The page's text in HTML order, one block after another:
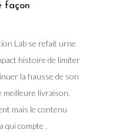
façon
Lab se refait urne
histoire de limiter
la hausse de son
meilleure livraison.
mais le contenu
qui compte .